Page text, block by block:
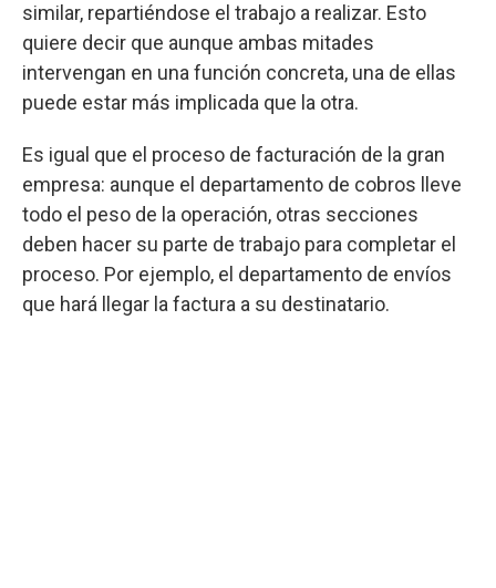
similar, repartiéndose el trabajo a realizar. Esto
quiere decir que aunque ambas mitades
intervengan en una función concreta, una de ellas
puede estar más implicada que la otra.
Es igual que el proceso de facturación de la gran
empresa: aunque el departamento de cobros lleve
todo el peso de la operación, otras secciones
deben hacer su parte de trabajo para completar el
proceso. Por ejemplo, el departamento de envíos
que hará llegar la factura a su destinatario.